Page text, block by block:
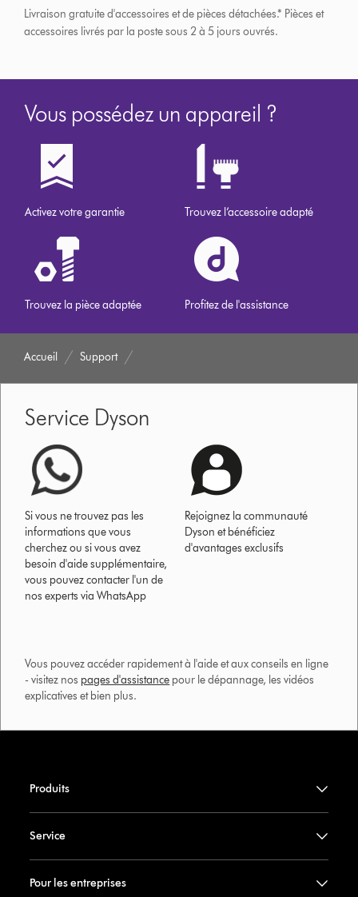
Livraison gratuite d'accessoires et de pièces détachées.* Pièces et
accessoires livrés par la poste sous 2 à 5 jours ouvrés.
Vous possédez un appareil ?
Activez votre garantie Trouvez l’accessoire adapté
Trouvez la pièce adaptée Profitez de l'assistance
Accueil Support
Service Dyson
Si vous ne trouvez pas les
informations que vous
cherchez ou si vous avez
besoin d'aide supplémentaire,
vous pouvez contacter l'un de
nos experts via WhatsApp
Rejoignez la communauté
Dyson et bénéficiez
d'avantages exclusifs
Vous pouvez accéder rapidement à l'aide et aux conseils en ligne
- visitez nos pages d'assistance pour le dépannage, les vidéos
explicatives et bien plus.​
Produits
Service
Pour les entreprises